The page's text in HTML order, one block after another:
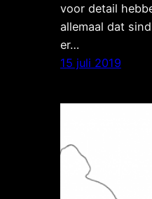
voor detail
allemaal dat
er…
15 juli 2019